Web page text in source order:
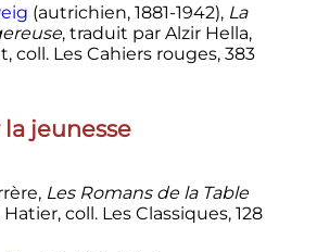
(autrichien, 1881-1942), La
, traduit par Alzir Hella,
coll. Les Cahiers rouges, 383
jeunesse
Les Romans de la Table
Hatier, coll. Les Classiques, 128